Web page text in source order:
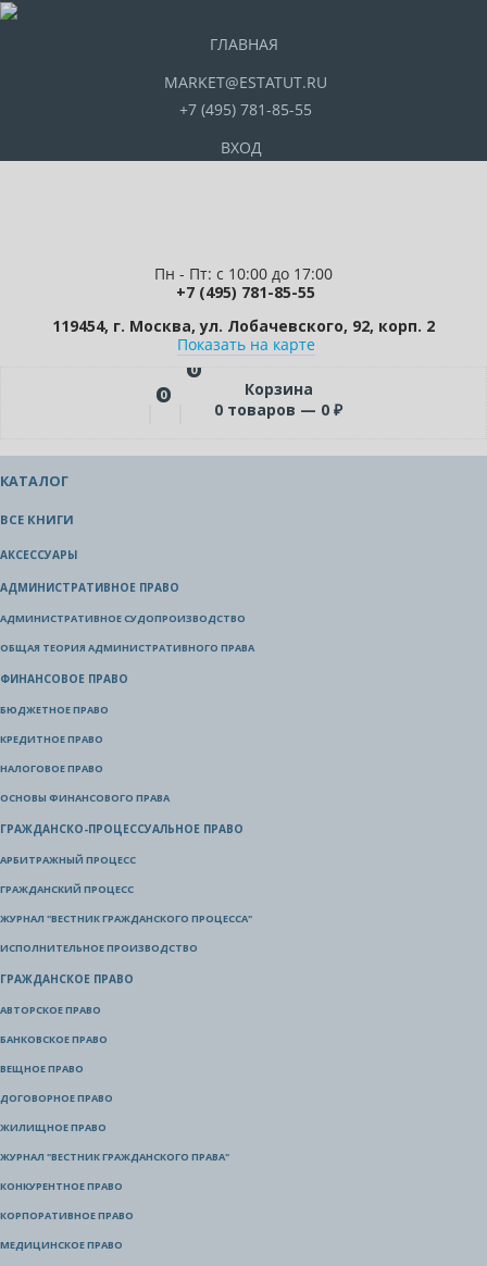
ГЛАВНАЯ
MARKET@ESTATUT.RU
+7 (495) 781-85-55
ВХОД
Пн - Пт: с 10:00 до 17:00
+7 (495) 781-85-55
119454, г. Москва, ул. Лобачевского, 92, корп. 2
Показать на карте
0
0
Корзина
0 товаров — 0 ₽
КАТАЛОГ
ВСЕ КНИГИ
АКСЕССУАРЫ
АДМИНИСТРАТИВНОЕ ПРАВО
АДМИНИСТРАТИВНОЕ СУДОПРОИЗВОДСТВО
ОБЩАЯ ТЕОРИЯ АДМИНИСТРАТИВНОГО ПРАВА
ФИНАНСОВОЕ ПРАВО
БЮДЖЕТНОЕ ПРАВО
КРЕДИТНОЕ ПРАВО
НАЛОГОВОЕ ПРАВО
ОСНОВЫ ФИНАНСОВОГО ПРАВА
ГРАЖДАНСКО-ПРОЦЕССУАЛЬНОЕ ПРАВО
АРБИТРАЖНЫЙ ПРОЦЕСС
ГРАЖДАНСКИЙ ПРОЦЕСС
ЖУРНАЛ "ВЕСТНИК ГРАЖДАНСКОГО ПРОЦЕССА"
ИСПОЛНИТЕЛЬНОЕ ПРОИЗВОДСТВО
ГРАЖДАНСКОЕ ПРАВО
АВТОРСКОЕ ПРАВО
БАНКОВСКОЕ ПРАВО
ВЕЩНОЕ ПРАВО
ДОГОВОРНОЕ ПРАВО
ЖИЛИЩНОЕ ПРАВО
ЖУРНАЛ "ВЕСТНИК ГРАЖДАНСКОГО ПРАВА"
КОНКУРЕНТНОЕ ПРАВО
КОРПОРАТИВНОЕ ПРАВО
МЕДИЦИНСКОЕ ПРАВО